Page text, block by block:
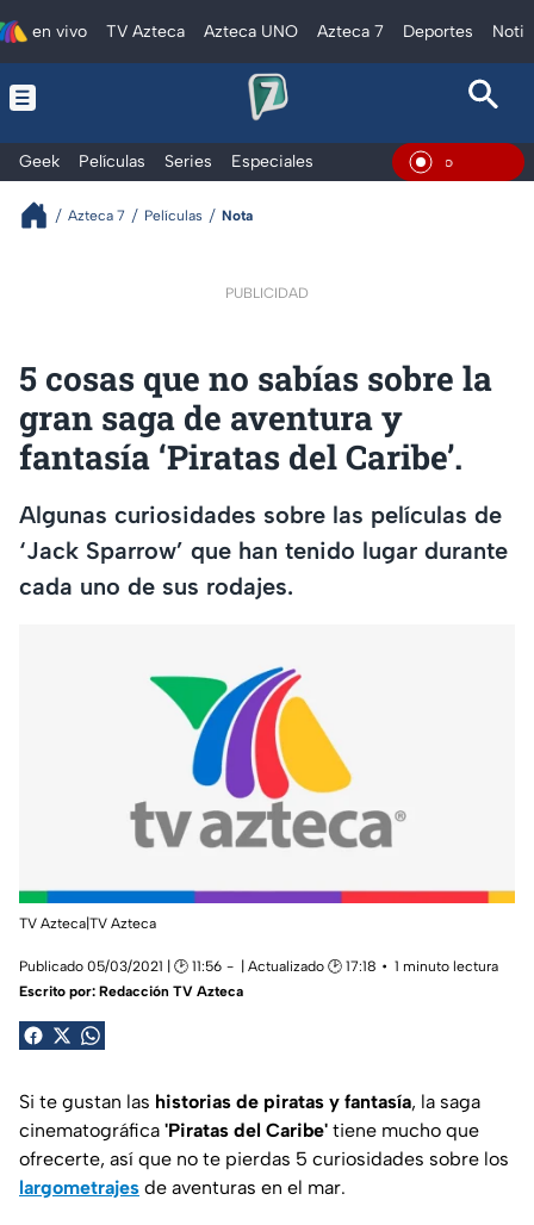
en vivo TV Azteca Azteca UNO Azteca 7 Deportes
Geek Películas Series Especiales En Vivo
Azteca 7 Películas Nota
PUBLICIDAD
5 cosas que no sabías sobre la
gran saga de aventura y
fantasía ‘Piratas del Caribe’.
Algunas curiosidades sobre las películas de
‘Jack Sparrow’ que han tenido lugar durante
cada uno de sus rodajes.
TV Azteca|TV Azteca
Publicado 05/03/2021 | 🕑 11:56 | Actualizado 🕑 17:18
1 minuto lectura
Escrito por: Redacción TV Azteca
Si te gustan las historias de piratas y fantasía, la saga
cinematográfica 'Piratas del Caribe' tiene mucho que
ofrecerte, así que no te pierdas 5 curiosidades sobre los
largometrajes de aventuras en el mar.